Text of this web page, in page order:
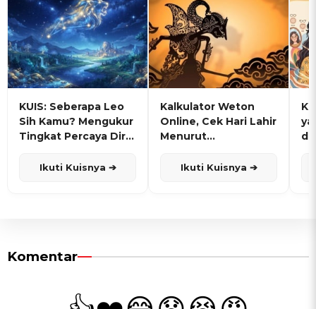
KUIS: Seberapa Leo
Sih Kamu? Mengukur
Tingkat Percaya Diri
Ikuti Kuisnya ➔
Kalkulator Weton
Online, Cek Hari Lahir
Menurut
Ikuti Kuisnya ➔
Komentar